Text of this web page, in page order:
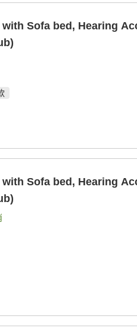
Sofa bed, Hearing
Sofa bed, Hearing